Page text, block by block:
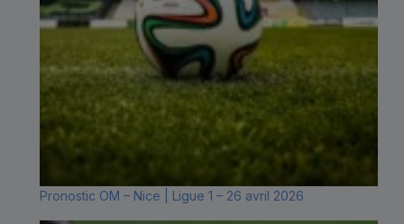
Pronostic OM – Nice | Ligue 1 – 26 avril 2026